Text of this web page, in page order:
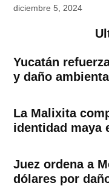
diciembre 5, 2024
Yucatán
y daño
La Malixita
identidad maya
Juez ordena a
dólares por